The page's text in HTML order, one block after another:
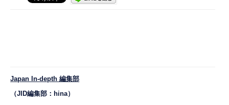
Japan In-depth 編集部
（JID編集部：hina）